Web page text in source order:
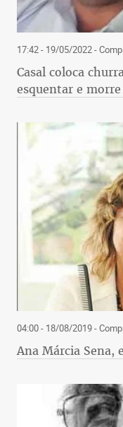
17:42 - 19/05/2022-
Casal coloca
esquentar e
04:00 - 18/08/2019-
Ana Márcia Sena,